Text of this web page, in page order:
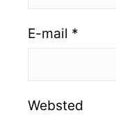
E-mail *
Websted